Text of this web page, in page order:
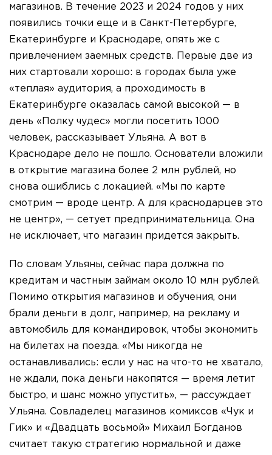
магазинов. В течение 2023 и 2024 годов у них
появились точки еще и в Санкт-Петербурге,
Екатеринбурге и Краснодаре, опять же с
привлечением заемных средств. Первые две из
них стартовали хорошо: в городах была уже
«теплая» аудитория, а проходимость в
Екатеринбурге оказалась самой высокой — в
день «Полку чудес» могли посетить 1000
человек, рассказывает Ульяна. А вот в
Краснодаре дело не пошло. Основатели вложили
в открытие магазина более 2 млн рублей, но
снова ошиблись с локацией. «Мы по карте
смотрим — вроде центр. А для краснодарцев это
не центр», — сетует предпринимательница. Она
не исключает, что магазин придется закрыть.
По словам Ульяны, сейчас пара должна по
кредитам и частным займам около 10 млн рублей.
Помимо открытия магазинов и обучения, они
брали деньги в долг, например, на рекламу и
автомобиль для командировок, чтобы экономить
на билетах на поезда. «Мы никогда не
останавливались: если у нас на что-то не хватало,
не ждали, пока деньги накопятся — время летит
быстро, и шанс можно упустить», — рассуждает
Ульяна. Совладелец магазинов комиксов «Чук и
Гик» и «Двадцать восьмой» Михаил Богданов
считает такую стратегию нормальной и даже